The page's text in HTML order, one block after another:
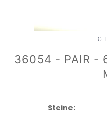
C.
36054 - PAIR -
Steine: